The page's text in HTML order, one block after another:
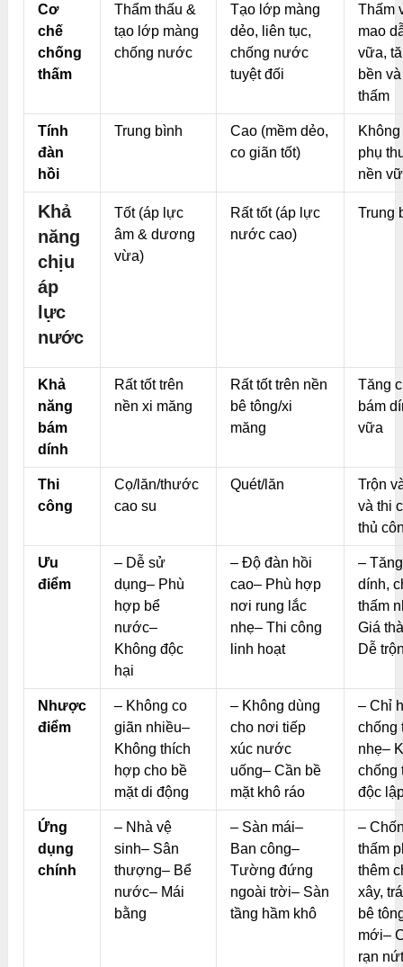
Cơ
chế
chống
thấm
Thẩm thấu &
tạo lớp màng
chống nước
Tạo lớp màng
dẻo, liên tục,
chống nước
tuyệt đối
Thấm
mao
vữa,
bền
thấm
Tính
đàn
hồi
Trung bình
Cao (mềm dẻo,
co giãn tốt)
phụ
nền
Khả
năng
chịu
áp
lực
nước
Tốt (áp lực
âm & dương
vừa)
Rất tốt (áp lực
nước cao)
Trung
Khả
năng
bám
dính
Rất tốt trên
nền xi măng
Rất tốt trên nền
bê tông/xi
măng
Tăng
bám
vữa
Thi
công
Cọ/lăn/thước
cao su
Quét/lăn
Trộn
và thi
thủ
Ưu
điểm
– Dễ sử
dụng– Phù
hợp bể
nước–
Không độc
hại
– Độ đàn hồi
cao– Phù hợp
nơi rung lắc
nhẹ– Thi công
linh hoạt
–
dính,
thấm
Giá
Dễ
Nhược
điểm
– Không co
giãn nhiều–
Không thích
hợp cho bề
mặt di động
– Không dùng
cho nơi tiếp
xúc nước
uống– Cần bề
mặt khô ráo
– Chỉ
chống
nhẹ–
chống
độc
Ứng
dụng
chính
– Nhà vệ
sinh– Sân
thượng– Bể
nước– Mái
bằng
– Sàn mái–
Ban công–
Tường đứng
ngoài trời– Sàn
tầng hầm khô
–
thấm
thêm
xây,
bê
mới–
rạn